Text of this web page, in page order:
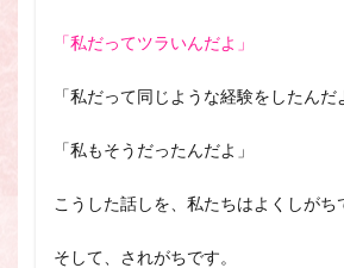
「私だってツラいんだよ」
「私だって同じような経験をしたんだ
「私もそうだったんだよ」
こうした話しを、私たちはよくしがち
そして、されがちです。